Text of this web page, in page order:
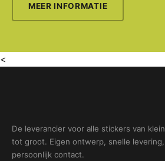
MEER INFORMATIE
<
De leverancier voor alle stickers van klein
tot groot. Eigen ontwerp, snelle levering,
persoonlijk contact.